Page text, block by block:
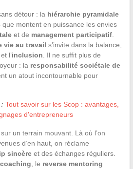
détour : la hiérarchie pyramidale
montent en puissance les envies
et de management participatif.
vie au travail s’invite dans la balance,
l’inclusion . Il ne suffit plus de
: la responsabilité sociétale de
un atout incontournable pour
Tout savoir sur les Scop : avantages,
d'entrepreneurs
un terrain mouvant. Là où l’on
d’en haut, on réclame
sincèreet des échanges réguliers.
coaching , le reverse mentoring